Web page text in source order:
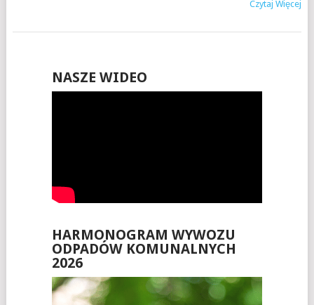
Czytaj Więcej
NASZE WIDEO
HARMONOGRAM WYWOZU
ODPADÓW KOMUNALNYCH
2026